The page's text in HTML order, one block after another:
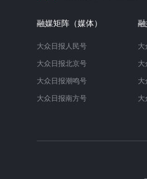
融媒矩阵（媒体）
大众日报人民号
大众日报北京号
大众日报潮鸣号
大众日报南方号
大
大
大
大